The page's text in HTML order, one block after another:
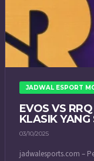
JADWAL ESPORT
EVOS VS
KLASIK
03/10/2025
jadwalesports.com –